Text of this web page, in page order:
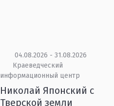
04.08.2026 - 31.08.2026
Краеведческий
информационный центр
Николай Японский с
Тверской земли